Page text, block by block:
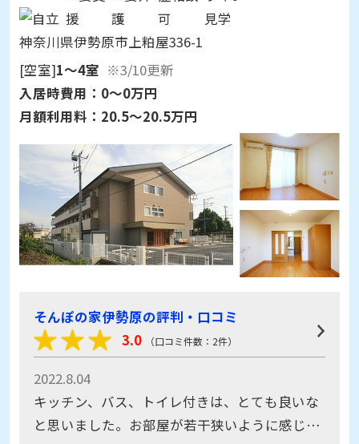
神奈川県伊勢原市上粕屋336-1
[空室]1～4室 ※3/10更新
入居時費用： 0～0万円
月額利用料： 20.5～20.5万円
そんぽの家伊勢原の評判・口コミ
3.0
（口コミ件数：2件）
2022.8.04
キッチン、バス、トイレ付きは、とても良いな
と思いました。お部屋が若干狭いように感じま